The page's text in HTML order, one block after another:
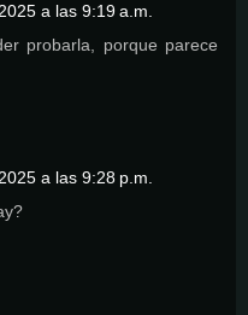
a las 9:19 a.m.
probarla, porque parece
a las 9:28 p.m.